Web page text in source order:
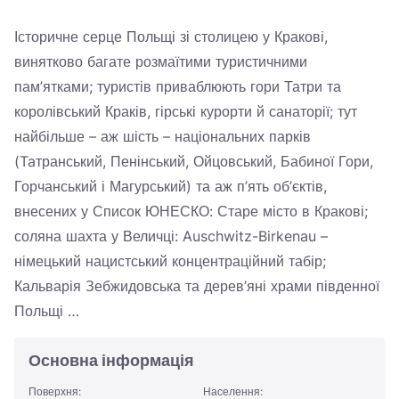
Zamknij
Історичне серце Польщі зі столицею у Кракові,
винятково багате розмаїтими туристичними
пам’ятками; туристів приваблюють гори Татри та
королівський Краків, гірські курорти й санаторії; тут
найбільше – аж шість – національних парків
(Taтранський, Пенінський, Ойцовський, Бабиної Гори,
Горчанський і Магурський) та аж п’ять об’єктів,
внесених у Список ЮНЕСКО: Старе місто в Кракові;
соляна шахта у Величці: Auschwitz-Birkenau –
німецький нацистський концентраційний табір;
Кальварія Зебжидовська та дерев’яні храми південної
Польщі …
Основна інформація
Поверхня: Населення: